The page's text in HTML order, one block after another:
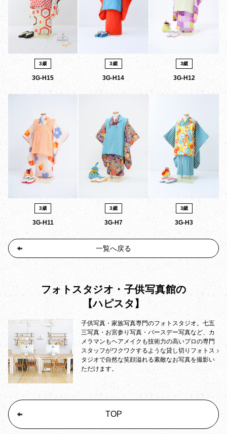
3歳
3G-H15
3歳
3G-H14
3歳
3G-H12
3歳
3G-H11
3歳
3G-H7
3歳
3G-H3
一覧へ戻る
フォトスタジオ・子供写真館の
【ハピスタ】
子供写真・家族写真専門のフォトスタジオ。七五
三写真・お宮参り写真・バースデー写真など、カ
メラマンもヘアメイクも技術力の高いプロの専門
スタッフがワクワクするような貸し切りフォトス
タジオで自然な笑顔溢れる素敵なお写真を撮影い
ただけます。
TOP